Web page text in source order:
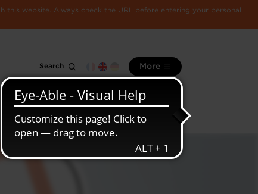
website. Always check the URL before entering your personal
Search More
information
Luxembourg
economy